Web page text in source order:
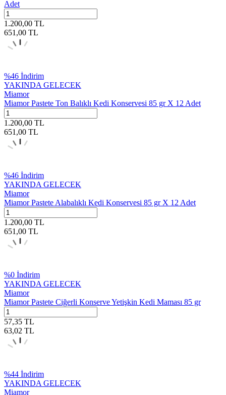
Adet
1.200,00 TL
651,00 TL
%46 İndirim
YAKINDA GELECEK
Miamor
Miamor Pastete Ton Balıklı Kedi Konservesi 85 gr X 12 Adet
1.200,00 TL
651,00 TL
%46 İndirim
YAKINDA GELECEK
Miamor
Miamor Pastete Alabalıklı Kedi Konservesi 85 gr X 12 Adet
1.200,00 TL
651,00 TL
%0 İndirim
YAKINDA GELECEK
Miamor
Miamor Pastete Ciğerli Konserve Yetişkin Kedi Maması 85 gr
57,35 TL
63,02 TL
%44 İndirim
YAKINDA GELECEK
Miamor